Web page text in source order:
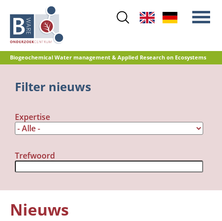
main
content
Biogeochemical Water management & Applied Research on Ecosystems
Main
menuStikstof
Herstelbeheer
Natuurontwikkeling
Veenoxidatie en broeikasgasemissies
Referentiedatabase GRIP
Filter nieuws
Expertise
Trefwoord
Nieuws